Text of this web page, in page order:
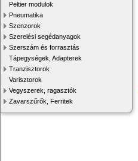
Peltier modulok
Pneumatika
Szenzorok
Szerelési segédanyagok
Szerszám és forrasztás
Tápegységek, Adapterek
Tranzisztorok
Varisztorok
Vegyszerek, ragasztók
Zavarszűrők, Ferritek